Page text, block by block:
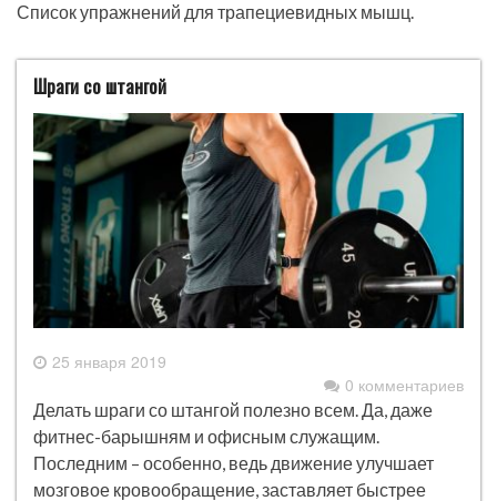
Список упражнений для трапециевидных мышц.
Шраги со штангой
25 января 2019
0 комментариев
Делать шраги со штангой полезно всем. Да, даже
фитнес-барышням и офисным служащим.
Последним – особенно, ведь движение улучшает
мозговое кровообращение, заставляет быстрее